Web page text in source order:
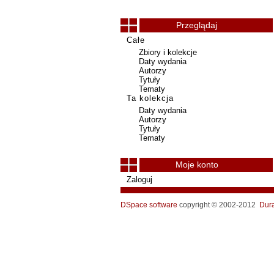
Przeglądaj
Całe
Zbiory i kolekcje
Daty wydania
Autorzy
Tytuły
Tematy
Ta kolekcja
Daty wydania
Autorzy
Tytuły
Tematy
Moje konto
Zaloguj
DSpace software copyright © 2002-2012